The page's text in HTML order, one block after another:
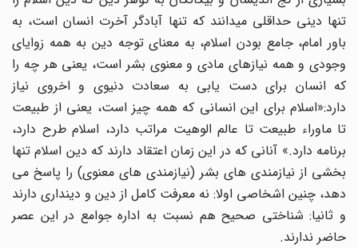
تنها دینی حداقلی میدانند که تنها آبادگر آخرت انسان است، به
باور امام، جامع بودن اسلام، به معنای توجه دین به همه زوایای
وجودی و همه نیازهای مادی و معنوی بشر است، یعنی هر چه را
که انسان برای دست یابی به سعادت دنیوی و اخروی نیاز
دارد:«اسلام برای این انسانی که همه چیز است، یعنی از طبیعت
تا ماوراء طبیعت تا عالم الوهیت مراتب دارد، اسلام طرح دارد،
برنامه دارد.» آنانی که در این زمان اعتقاد دارند که دین اسلام تنها
بخشی از نیازمندی های بشر (نیازمندی های معنوی) را پاسخ می
دهد، چنین اشخاصی اولا: نه معرفت کامل از دین و دینداری دارند
و ثانیا: شناختی صحیح هم نسبت به اداره جوامع در این عصر
حاضر ندارند.